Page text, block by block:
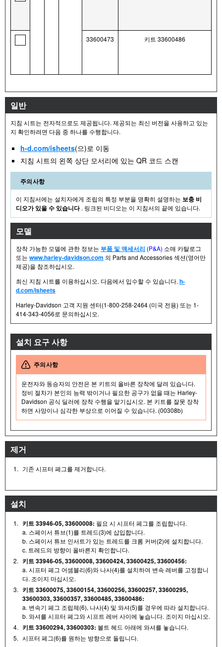
33600473 키트 33600486
일반
지침 시트는 전자적으로도 제공됩니다. 제공되는 최신 버전을 사용하고 있는
지 확인하려면 다음 중 하나를 수행합니다.
h-d.com/isheets(으)로 이동
지침 시트의 왼쪽 상단 모서리에 있는 QR 코드 스캔
주의사항
이 지침서에는 설치자에게 조립의 특정 부분을 명확히 설명하는 보충 비
디오가 있을 수 있습니다. 링크된 비디오는 이 지침서의 끝에 있습니다.
모델
장착 가능한 모델에 관한 정보는 부품 및 액세서리 (P&A) 소매 카탈로그
또는 www.harley-davidson.com 의 Parts and Accessories 섹션(영어만
제공)을 참조하십시오.
최신 지침 시트를 이용하십시오. 다음에서 입수할 수 있습니다. h-
d.com/isheets
Harley-Davidson 고객 지원 센터(1-800-258-2464 (미국 전용) 또는 1-
414-343-4056로 문의하십시오.
설치 요구 사항
주의사항
운전자와 동승자의 안전은 본 키트의 올바른 장착에 달려 있습니다.
정비 절차가 본인의 능력 밖이거나 필요한 공구가 없을 때는 Harley-
Davidson 공식 딜러에 장착 수행을 맡기십시오. 본 키트를 잘못 장착
하면 사망이나 심각한 부상으로 이어질 수 있습니다. (00308b)
제거
1. 기존 시프터 페그를 제거합니다.
설치
1. 키트 33946-05, 33600008: 필요 시 시프터 페그를 조립합니다.
a. 스페이서 튜브(1)를 트레드(3)에 삽입합니다.
b. 스페이서 튜브 인서트가 있는 트레드를 크롬 커버(2)에 설치합니다.
c. 트레드의 방향이 올바른지 확인합니다.
2. 키트 33946-05, 33600008, 33600424, 33600425, 33600456:
a. 시프터 페그 어셈블리(6)와 나사(4)를 설치하여 변속 레버를 고정합니
다. 조이지 마십시오.
3. 키트 33600075, 33600154, 33600256, 33600257, 33600295,
33600303, 33600357, 33600485, 33600486:
a. 변속기 페그 조립체(6), 나사(4) 및 와셔(5)를 경우에 따라 설치합니다.
b. 와셔를 시프터 페그와 시프트 레버 사이에 놓습니다. 조이지 마십시오.
4. 키트 33600294, 33600303: 볼트 헤드 아래에 와셔를 놓습니다.
5. 시프터 페그(6)를 원하는 방향으로 돌립니다.